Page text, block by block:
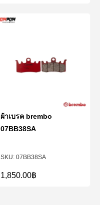
07BB38SA
ผ้าเบรค brembo
07BB38SA
1,850.00฿